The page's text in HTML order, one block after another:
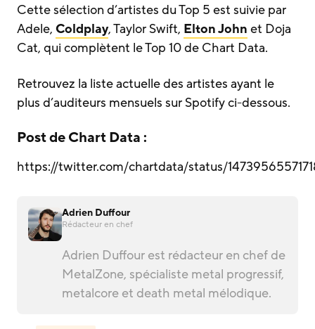
Cette sélection d’artistes du Top 5 est suivie par
Adele, Coldplay, Taylor Swift, Elton John et Doja
Cat, qui complètent le Top 10 de Chart Data.
Retrouvez la liste actuelle des artistes ayant le
plus d’auditeurs mensuels sur Spotify ci-dessous.
Post de Chart Data :
https://twitter.com/chartdata/status/
Adrien Duffour
Rédacteur en chef
Adrien Duffour est rédacteur en chef de
MetalZone, spécialiste metal progressif,
metalcore et death metal mélodique.